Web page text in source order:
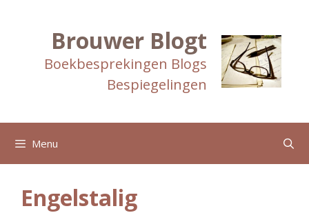
Brouwer Blogt
Boekbesprekingen Blogs
Bespiegelingen
Menu
Engelstalig